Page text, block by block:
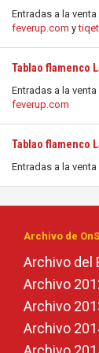
Entradas a la
feverup.com y
Tablao flamenco
Entradas a la
feverup.com
Tablao flamenco
Entradas a la
Archivo de
Archivo del
Archivo
Archivo
Archivo